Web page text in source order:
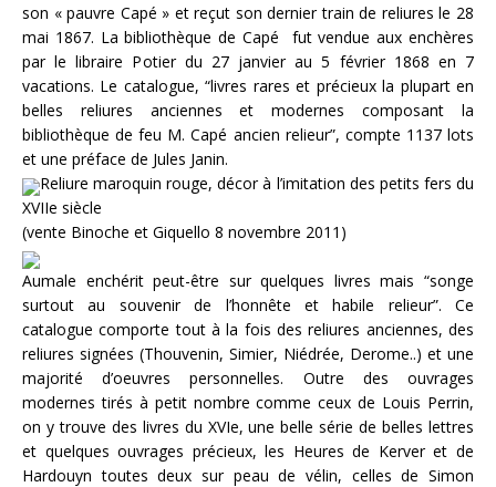
son « pauvre Capé » et reçut son dernier train de reliures le 28
mai 1867. La bibliothèque de Capé fut vendue aux enchères
par le libraire Potier du 27 janvier au 5 février 1868 en 7
vacations. Le catalogue, “livres rares et précieux la plupart en
belles reliures anciennes et modernes composant la
bibliothèque de feu M. Capé ancien relieur”, compte 1137 lots
et une préface de Jules Janin.
Reliure maroquin rouge, décor à l’imitation des petits fers du
XVIIe siècle
(vente Binoche et Giquello 8 novembre 2011)
Aumale enchérit peut-être sur quelques livres mais “songe
surtout au souvenir de l’honnête et habile relieur”. Ce
catalogue comporte tout à la fois des reliures anciennes, des
reliures signées (Thouvenin, Simier, Niédrée, Derome..) et une
majorité d’oeuvres personnelles. Outre des ouvrages
modernes tirés à petit nombre comme ceux de Louis Perrin,
on y trouve des livres du XVIe, une belle série de belles lettres
et quelques ouvrages précieux, les Heures de Kerver et de
Hardouyn toutes deux sur peau de vélin, celles de Simon